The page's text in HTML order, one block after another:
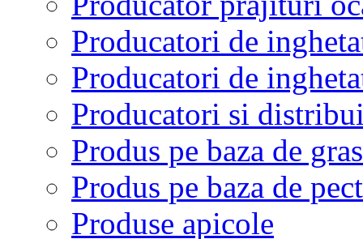
Producatori de
Producatori de
Producatori si
Produs pe baza de
Produs pe baza de
Produse apicole